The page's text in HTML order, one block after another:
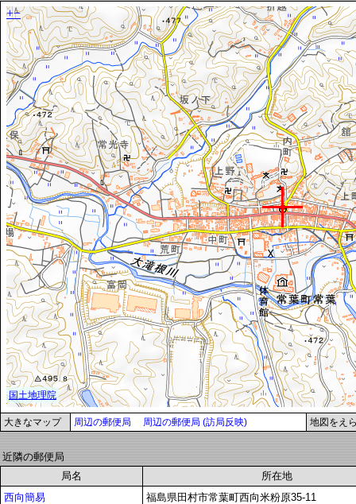
大きなマップ 周辺の郵便局 周辺の郵便局 (訪局反映) 地図をえ
近隣の郵便局
局名
所在地
西向簡易
福島県田村市常葉町西向米粉原35-11